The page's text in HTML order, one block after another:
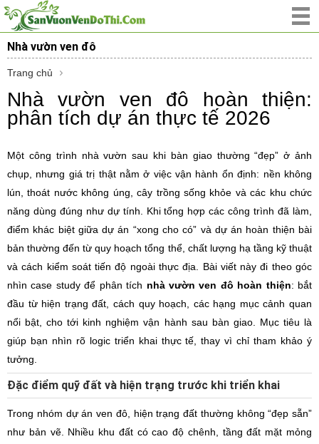
Nhà vườn ven đô
Trang chủ
Nhà vườn ven đô hoàn thiện:
phân tích dự án thực tế 2026
Một công trình nhà vườn sau khi bàn giao thường “đẹp” ở ảnh
chụp, nhưng giá trị thật nằm ở việc vận hành ổn định: nền không
lún, thoát nước không úng, cây trồng sống khỏe và các khu chức
năng dùng đúng như dự tính. Khi tổng hợp các công trình đã làm,
điểm khác biệt giữa dự án “xong cho có” và dự án hoàn thiện bài
bản thường đến từ quy hoạch tổng thể, chất lượng hạ tầng kỹ thuật
và cách kiểm soát tiến độ ngoài thực địa. Bài viết này đi theo góc
nhìn case study để phân tích nhà vườn ven đô hoàn thiện: bắt
đầu từ hiện trạng đất, cách quy hoạch, các hạng mục cảnh quan
nổi bật, cho tới kinh nghiệm vận hành sau bàn giao. Mục tiêu là
giúp bạn nhìn rõ logic triển khai thực tế, thay vì chỉ tham khảo ý
tưởng.
Đặc điểm quỹ đất và hiện trạng trước khi triển khai
Trong nhóm dự án ven đô, hiện trạng đất thường không “đẹp sẵn”
như bản vẽ. Nhiều khu đất có cao độ chênh, tầng đất mặt mỏng